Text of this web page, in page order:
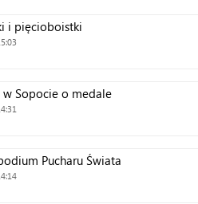
i pięcioboistki
Sopocie o medale
Pucharu Świata